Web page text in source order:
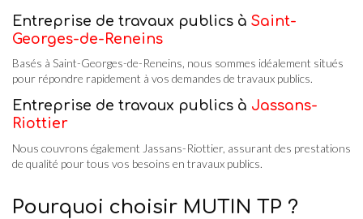
Entreprise de travaux publics à Saint-
Georges-de-Reneins
Basés à Saint-Georges-de-Reneins, nous sommes idéalement situés
pour répondre rapidement à vos demandes de travaux publics.
Entreprise de travaux publics à Jassans-
Riottier
Nous couvrons également Jassans-Riottier, assurant des prestations
de qualité pour tous vos besoins en travaux publics.
Pourquoi choisir MUTIN TP ?